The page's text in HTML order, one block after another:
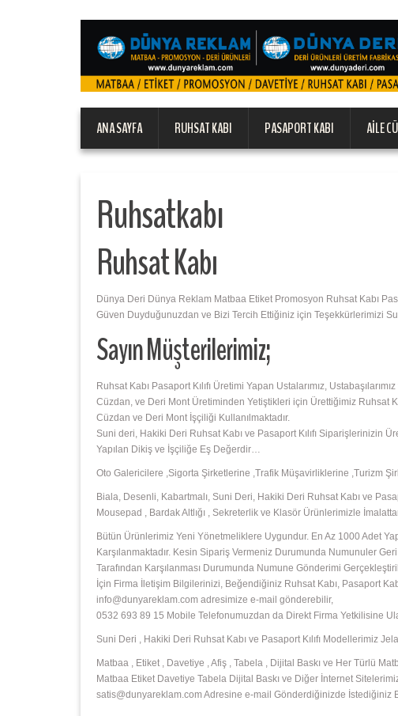
ANA SAYFA RUHSAT KABI PASAPORT KABI AILE
Ruhsatkabı
Ruhsat Kabı
Dünya Deri Dünya Reklam Matbaa Etiket Promosyon Ruhsat Kabı
Güven Duyduğunuzdan ve Bizi Tercih Ettiğiniz için Teşekkürlerimizi
Sayın Müşterilerimiz;
Ruhsat Kabı Pasaport Kılıfı Üretimi Yapan Ustalarımız,
Cüzdan, ve Deri Mont Üretiminden Yetiştikleri için Ürettiğimiz Ruhsat
Cüzdan ve Deri Mont İşçiliği Kullanılmaktadır.
Suni deri, Hakiki Deri Ruhsat Kabı ve Pasaport Kılıfı Siparişlerinizin
Yapılan Dikiş ve İşçiliğe Eş Değerdir…
Oto Galericilere ,Sigorta Şirketlerine ,Trafik Müşavirliklerine ,Turizm
Biala, Desenli, Kabartmalı, Suni Deri, Hakiki Deri Ruhsat Kabı ve
Mousepad , Bardak Altlığı , Sekreterlik ve Klasör Ürünlerimizle
Bütün Ürünlerimiz Yeni Yönetmeliklere Uygundur. En Az 1000 Adet
Karşılanmaktadır. Kesin Sipariş Vermeniz Durumunda Numunuler
Tarafından Karşılanması Durumunda Numune Gönderimi
İçin Firma İletişim Bilgilerinizi, Beğendiğiniz Ruhsat Kabı, Pasaport
info@dunyareklam.com adresimize e-mail gönderebilir,
0532 693 89 15 Mobile Telefonumuzdan da Direkt Firma Yetkilisine
Suni Deri , Hakiki Deri Ruhsat Kabı ve Pasaport Kılıfı Modellerimiz
Matbaa , Etiket , Davetiye , Afiş , Tabela , Dijital Baskı ve Her Türlü
Matbaa Etiket Davetiye Tabela Dijital Baskı ve Diğer İnternet
satis@dunyareklam.com Adresine e-mail Gönderdiğinizde